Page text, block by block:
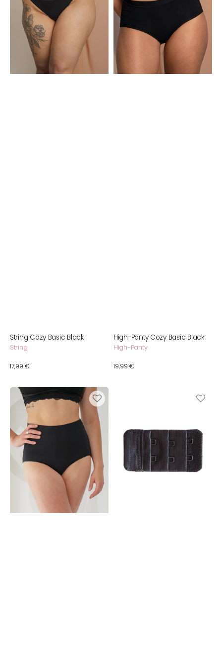
String Cozy Basic Black
String
Normaler
17,99 €
High-Panty Cozy Basic Black
High-Panty
Normaler
19,99 €
High-
Waist-
Panty
Cozy
Basic
Black
Reihig